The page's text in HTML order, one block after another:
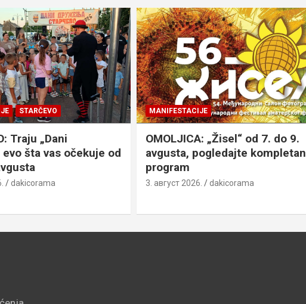
STARČEVO
Traju „Dani
evo šta vas očekuje od
dakicorama
MANIFESTACIJE
OMOLJICA: „Žisel“ od 7. do 9.
avgusta, pogledajte kompletan
program
3. август 2026. dakicorama